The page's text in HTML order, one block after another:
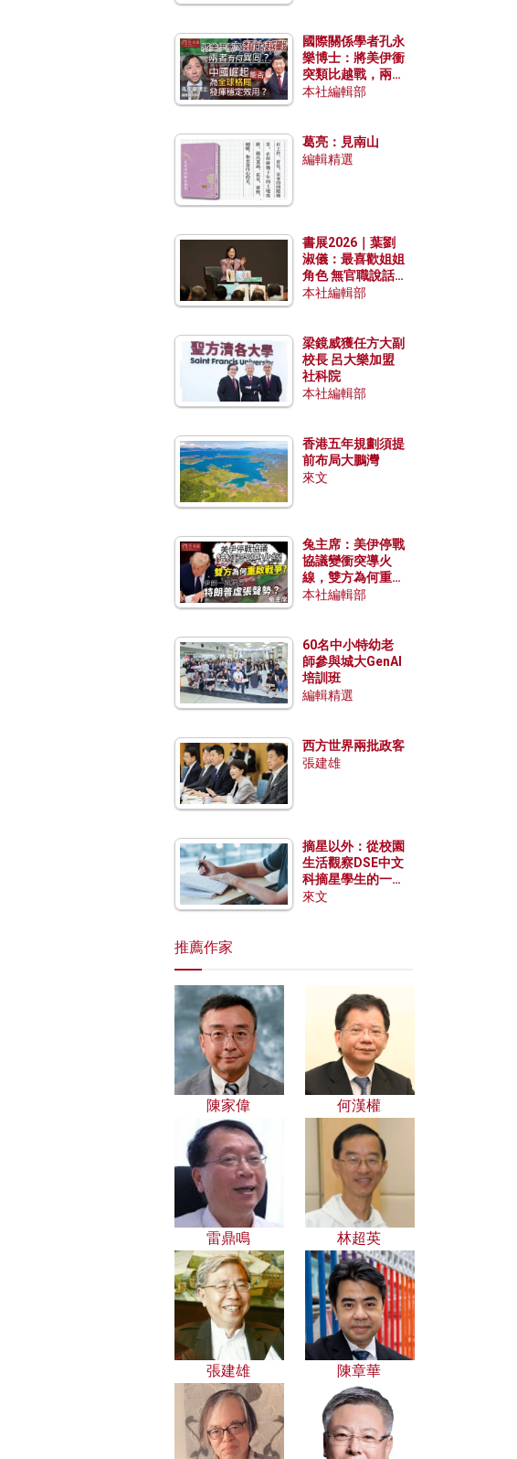
國際關係學者孔永
樂博士：將美伊衝
突類比越戰，兩者
有何異同？中國崛
本社編輯部
葛亮：見南山
編輯精選
書展2026｜葉劉
淑儀：最喜歡姐姐
角色 無官職說話
包袱少
本社編輯部
梁鏡威獲任方大副
校長 呂大樂加盟
社科院
本社編輯部
香港五年規劃須提
前布局大鵬灣
來文
兔主席：美伊停戰
協議變衝突導火
線，雙方為何重啟
戰爭？伊朗一早洞
本社編輯部
60名中小特幼老
師參與城大GenAI
培訓班
編輯精選
西方世界兩批政客
張建雄
摘星以外：從校園
生活觀察DSE中文
科摘星學生的一點
特質
來文
推薦作家
陳家偉 何漢權
雷鼎鳴 林超英
張建雄 陳章華